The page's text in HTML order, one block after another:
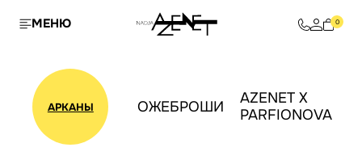
МЕНЮ 0
АРКАНЫ ОЖЕБРОШИ
AZENET X
PARFIONOVA